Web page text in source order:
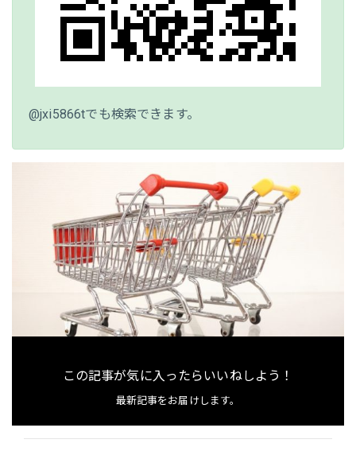
@jxi5866tでも検索できます。
この記事が気に入ったらいいねしよう！
最新記事をお届けします。